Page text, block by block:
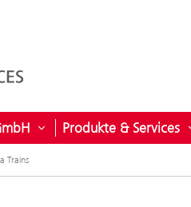
Untermenü öffnen für
Produkte & Services
Trains